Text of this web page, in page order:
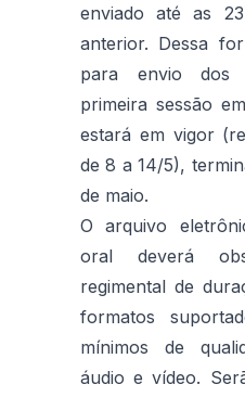
enviado até as
anterior. Dessa
para envio dos
primeira sessão
estará em vigor
de 8 a 14/5),
de maio.
O arquivo
oral deverá
regimental de
formatos
mínimos de
áudio e vídeo.